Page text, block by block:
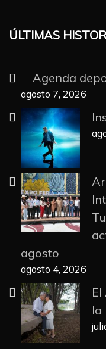
ÚLTIMAS
Agenda
agosto 7, 2026
agosto
agosto 4, 2026
la